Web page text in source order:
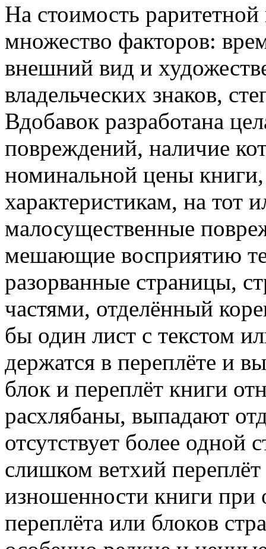
На стоимость
множество факторов:
внешний вид и
владельческих знаков,
Вдобавок разработана
повреждений, наличие
номинальной цены
характеристикам, на тот
малосущественные
мешающие восприятию
разорванные страницы,
частями, отделённый
бы один лист с текстом
держатся в переплёте и
блок и переплёт книги
расхлябаны, выпадают
отсутствует более
слишком ветхий
изношенности книги при
переплёта или блоков